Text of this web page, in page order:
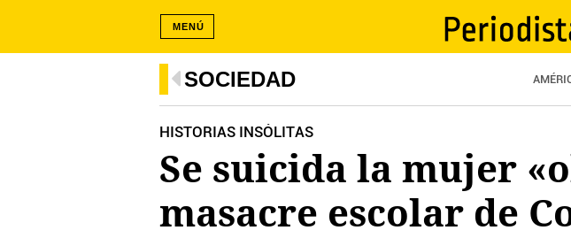
MENÚ
SOCIEDAD
HISTORIAS INSÓLITAS
Se suicida la mujer
masacre escolar de